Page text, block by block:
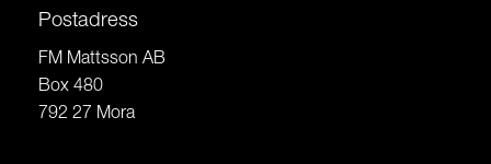
Postadress
FM Mattsson AB
Box 480
792 27 Mora